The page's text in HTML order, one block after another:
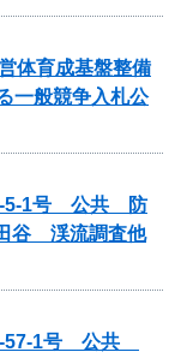
体育成基盤整備
般競争入札公
-5-1号 公共 防
谷 渓流調査他
-57-1号 公共